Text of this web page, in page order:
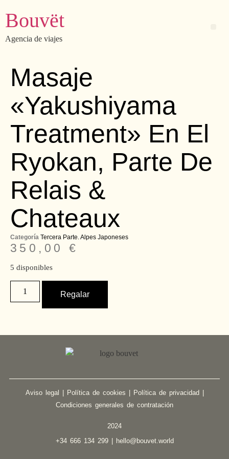
Bouvët
Agencia de viajes
Masaje
«Yakushiyama
Treatment» En El
Ryokan, Parte De
Relais &
Chateaux
Categoría Tercera Parte. Alpes Japoneses
350,00 €
5 disponibles
Regalar
Aviso legal Política de cookies Política de privacidad
Condiciones generales de contratación
2024
+34 666 134 299 |
hello@bouvet.world